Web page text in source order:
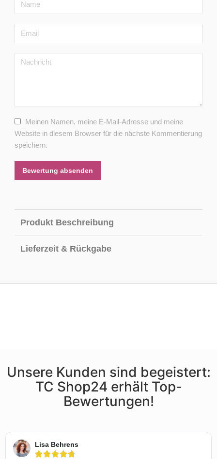
Meinen Namen, meine E-Mail-Adresse und meine
Website in diesem Browser für die nächste Kommentierung
speichern.
Bewertung absenden
Produkt Beschreibung
Lieferzeit & Rückgabe
Unsere Kunden sind begeistert:
TC Shop24 erhält Top-
Bewertungen!
Lisa Behrens
